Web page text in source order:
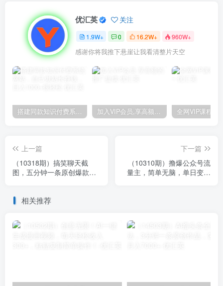
优汇英 关注
1.9W+ 0 16.2W+ 960W+
感谢你将我推下悬崖让我看清整片天空
搭建同款知识付费系统网站，自己做站长挣钱，日入1000+很轻松 加入VIP会员,享高额的推广提成
上一篇
（10318期）搞笑聊天截
图，五分钟一条原创爆款，
下一篇
（10310期）撸爆公众号流
量主，简单无脑，单日变现
相关推荐